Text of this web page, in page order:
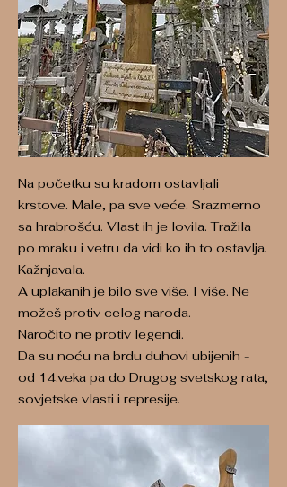
Na početku su kradom ostavljali
krstove. Male, pa sve veće. Srazmerno
sa hrabrošću. Vlast ih je lovila. Tražila
po mraku i vetru da vidi ko ih to ostavlja.
Kažnjavala.
A uplakanih je bilo sve više. I više. Ne
možeš protiv celog naroda.
Naročito ne protiv legendi.
Da su noću na brdu duhovi ubijenih -
od 14.veka pa do Drugog svetskog rata,
sovjetske vlasti i represije.